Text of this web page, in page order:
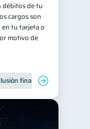
débitos de tu
cargos son
en tu tarjeta o
motivo de
financiera